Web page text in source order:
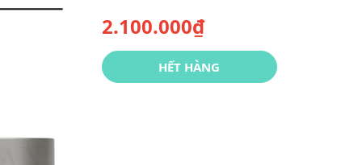
2.100.000₫
HẾT HÀNG